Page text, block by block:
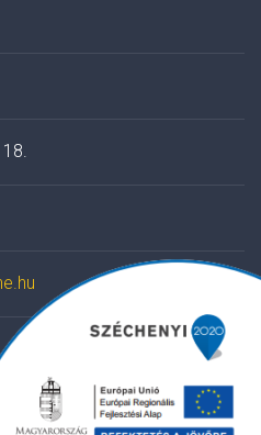
Minden jog fenntartva